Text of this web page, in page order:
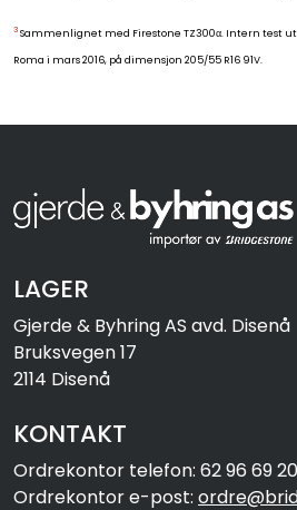
3 Sammenlignet med Firestone TZ300α. Intern test
Roma i mars 2016, på dimensjon 205/55 R16 91V.
LAGER
Gjerde & Byhring AS avd. Disenå
Bruksvegen 17
2114 Disenå
KONTAKT
Ordrekontor telefon: 62 96 69 20
Ordrekontor e-post: